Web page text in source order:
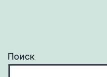
Поиск